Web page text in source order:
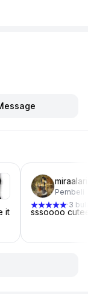
it
Pembeli
·3
sssoooo